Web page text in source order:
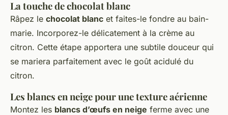
La touche de chocolat blanc
Râpez le chocolat blanc et faites-le fondre au bain-
marie. Incorporez-le délicatement à la crème au
citron. Cette étape apportera une subtile douceur qui
se mariera parfaitement avec le goût acidulé du
citron.
Les blancs en neige pour une texture aérienne
Montez les blancs d’œufs en neige ferme avec une